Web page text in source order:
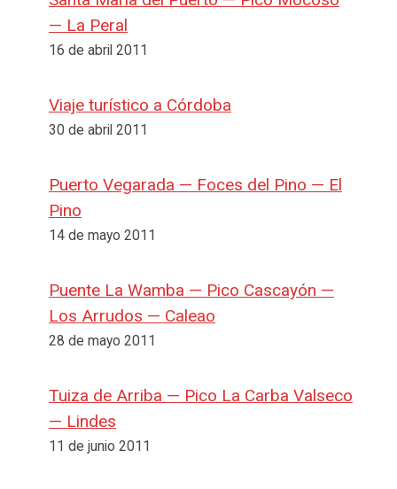
— La Peral
16 de abril 2011
Viaje turístico a Córdoba
30 de abril 2011
Puerto Vegarada — Foces del Pino — El
Pino
14 de mayo 2011
Puente La Wamba — Pico Cascayón —
Los Arrudos — Caleao
28 de mayo 2011
Tuiza de Arriba — Pico La Carba Valseco
— Lindes
11 de junio 2011